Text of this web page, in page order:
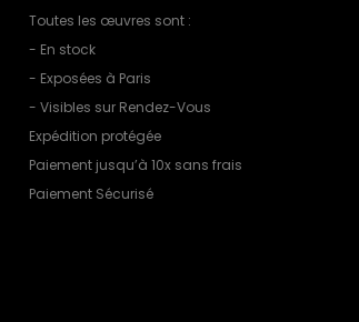
Toutes les œuvres sont :
- En stock
- Exposées à Paris
- Visibles sur Rendez-Vous
Expédition protégée
Paiement jusqu’à 10x sans frais
Paiement Sécurisé